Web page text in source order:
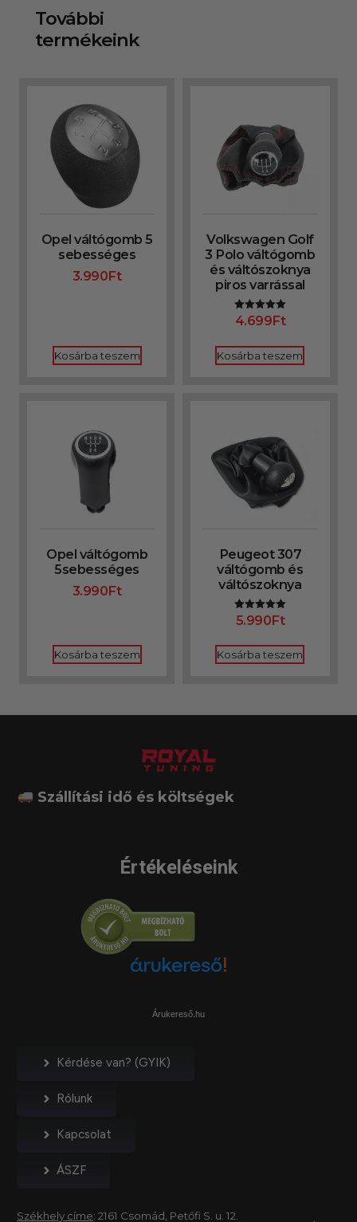
További
termékeink
Opel váltógomb 5
sebességes
3.990Ft
Kosárba teszem
Volkswagen Golf
3 Polo váltógomb
és váltószoknya
piros varrással
Értékelés:
5.00
4.699Ft
Kosárba teszem
Opel váltógomb
5sebességes
3.990Ft
Kosárba teszem
Peugeot 307
váltógomb és
váltószoknya
Értékelés:
5.00
5.990Ft
Kosárba teszem
Szállítási idő és költségek
Értékeléseink
Árukereső.hu
Kérdése van? (GYIK)
Rólunk
Kapcsolat
ÁSZF
Székhely címe: 2161 Csomád, Petőfi S. u. 12.